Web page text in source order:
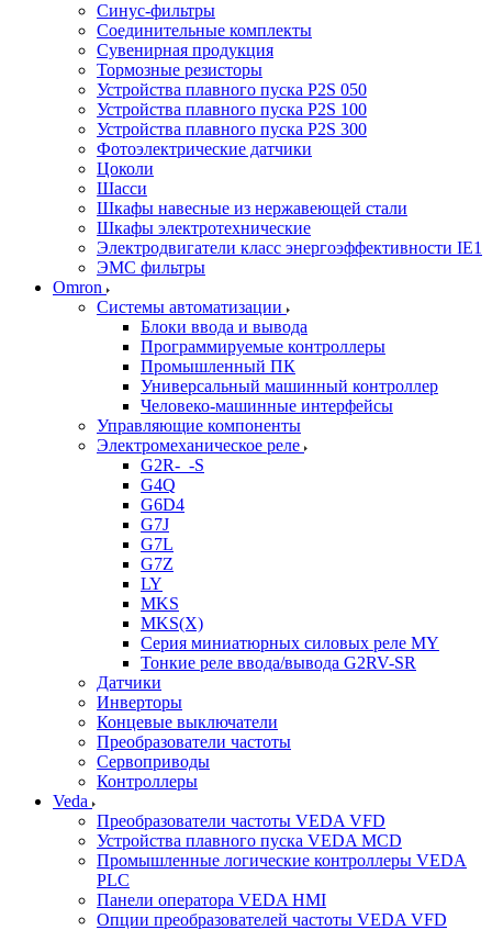
Синус-фильтры
Соединительные комплекты
Сувенирная продукция
Тормозные резисторы
Устройства плавного пуска P2S 050
Устройства плавного пуска P2S 100
Устройства плавного пуска P2S 300
Фотоэлектрические датчики
Цоколи
Шасси
Шкафы навесные из нержавеющей стали
Шкафы электротехнические
Электродвигатели класс энергоэффективности IE1
ЭМС фильтры
Omron
Системы автоматизации
Блоки ввода и вывода
Программируемые контроллеры
Промышленный ПК
Универсальный машинный контроллер
Человеко-машинные интерфейсы
Управляющие компоненты
Электромеханическое реле
G2R-_-S
G4Q
G6D4
G7J
G7L
G7Z
LY
MKS
MKS(X)
Серия миниатюрных силовых реле MY
Тонкие реле ввода/вывода G2RV-SR
Датчики
Инверторы
Концевые выключатели
Преобразователи частоты
Сервоприводы
Контроллеры
Veda
Преобразователи частоты VEDA VFD
Устройства плавного пуска VEDA MCD
Промышленные логические контроллеры VEDA
PLC
Панели оператора VEDA HMI
Опции преобразователей частоты VEDA VFD